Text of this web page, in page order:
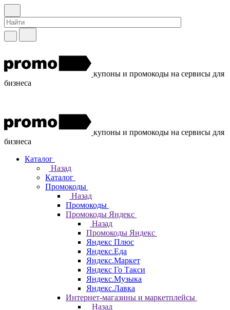
купоны и промокоды на сервисы для
бизнеса
купоны и промокоды на сервисы для
бизнеса
Каталог
Назад
Каталог
Промокоды
Назад
Промокоды
Промокоды Яндекс
Назад
Промокоды Яндекс
Яндекс Плюс
Яндекс.Еда
Яндекс.Маркет
Яндекс Го Такси
Яндекс.Музыка
Яндекс.Лавка
Интернет-магазины и маркетплейсы
Назад